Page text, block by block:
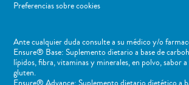
Preferencias sobre cookies
Ante cualquier duda consulte a su médico y/o
Ensure® Base: Suplemento dietario a base de
lípidos, fibra, vitaminas y minerales, en polvo, sabor
gluten.